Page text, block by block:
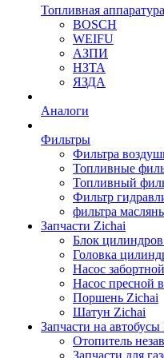
Топливная аппаратура
BOSCH
WEIFU
АЗПИ
НЗТА
ЯЗДА
Аналоги
Фильтры
Фильтра
Топливные
Топливный
Фильтр
фильтра
Запчасти Zichai
Блок
Головка
Насос
Насос пресной
Поршень Zichai
Шатун Zichai
Запчасти на
Отопитель
Запчасти для